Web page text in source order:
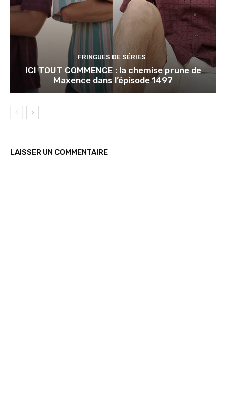
FRINGUES DE SÉRIES
ICI TOUT COMMENCE : la chemise prune de
Maxence dans l’épisode 1497
LAISSER UN COMMENTAIRE